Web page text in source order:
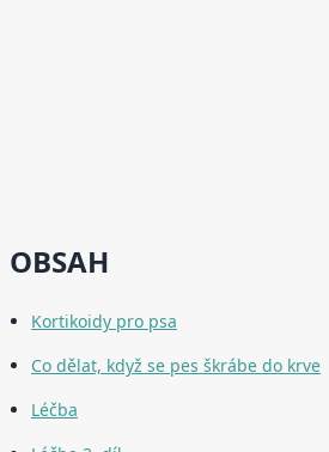
OBSAH
Kortikoidy pro psa
Co dělat, když se pes škrábe do krve
Léčba